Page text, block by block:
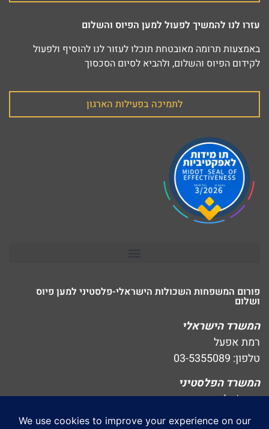
עזרו לנו להמשיך לפעול למען הפיוס והשלום
באמצעות תרומה מאובטחת תוכלו לעזור לנו להוסיף ולפעול
לקידום הפיוס והשלום, ולהביא לסיום הסכסוך
לתמיכה בפעילות הארגון
פורום המשפחות השכולות הישראלי-פלסטיני למען פיוס
ושלום
המשרד הישראלי
רמת אפעל
טלפון: 03-5355089
המשרד הפלסטיני
בית ג׳אלה
טלפון: 02-2754447